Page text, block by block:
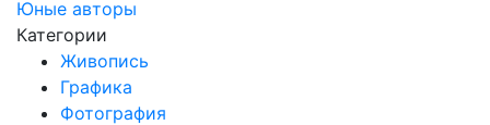
Юные авторы
Категории
Живопись
Графика
Фотография